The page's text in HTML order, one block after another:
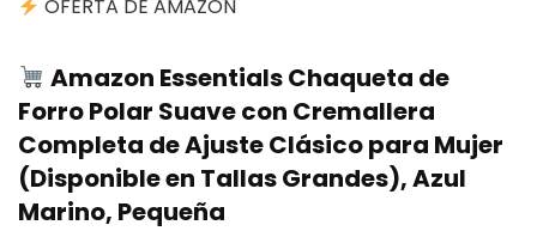
OFERTA DE AMAZON
Amazon Essentials Chaqueta de
Forro Polar Suave con Cremallera
Completa de Ajuste Clásico para Mujer
(Disponible en Tallas Grandes), Azul
Marino, Pequeña